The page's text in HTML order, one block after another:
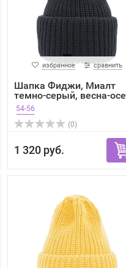
избранное сравнить
Шапка Фиджи, Миалт
темно-серый, весна-
54-56
(0)
1 320 руб.